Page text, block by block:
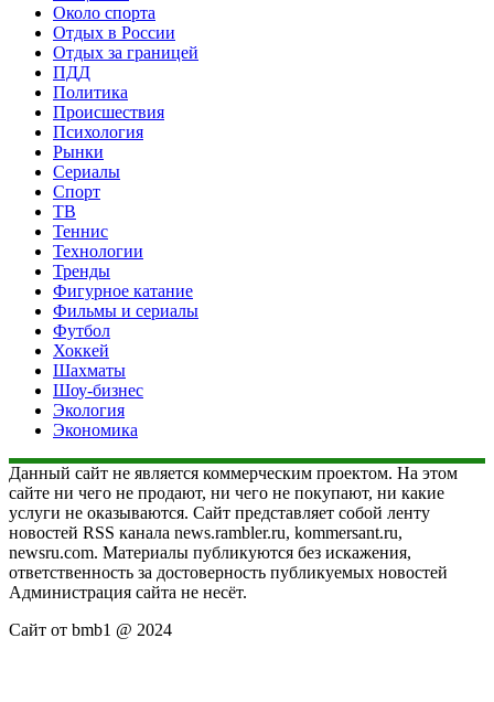
Около спорта
Отдых в России
Отдых за границей
ПДД
Политика
Происшествия
Психология
Рынки
Сериалы
Спорт
ТВ
Теннис
Технологии
Тренды
Фигурное катание
Фильмы и сериалы
Футбол
Хоккей
Шахматы
Шоу-бизнес
Экология
Экономика
Данный сайт не является коммерческим проектом. На этом
сайте ни чего не продают, ни чего не покупают, ни какие
услуги не оказываются. Сайт представляет собой ленту
новостей RSS канала news.rambler.ru, kommersant.ru,
newsru.com. Материалы публикуются без искажения,
ответственность за достоверность публикуемых новостей
Администрация сайта не несёт.
Сайт от bmb1 @ 2024